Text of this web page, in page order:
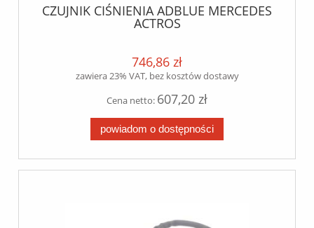
CZUJNIK CIŚNIENIA ADBLUE MERCEDES
ACTROS
746,86 zł
zawiera 23% VAT, bez kosztów dostawy
Cena netto: 607,20 zł
powiadom o dostępności